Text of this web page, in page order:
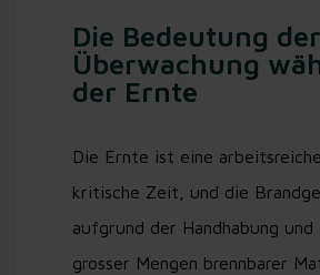
Die Bedeutung der
Überwachung
der Ernte
Die Ernte ist eine
kritische Zeit, und die
aufgrund der Handhabung und
grosser Mengen brennbarer